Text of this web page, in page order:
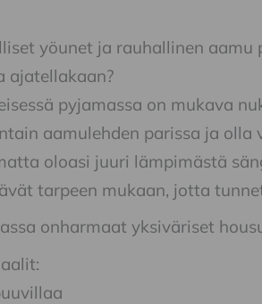
yöunet ja rauhallinen
ajatellakaan?
pyjamassa on mukava
aamulehden parissa ja
oloasi juuri lämpimästä
tarpeen mukaan, jotta
onharmaat yksiväriset